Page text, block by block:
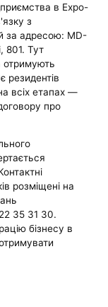
в Expo-
з
за адресою: MD-
801. Тут
отримують
резидентів
всіх етапах —
про
розміщені на
35 31 30.
бізнесу в